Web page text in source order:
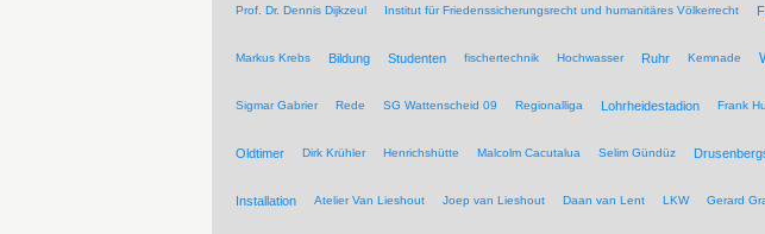
Prof. Dr. Dennis Dijkzeul Institut für Friedenssicherungsrecht und humanitäres Völkerrecht
Markus Krebs Bildung Studenten fischertechnik Hochwasser Ruhr Kemnade
Sigmar Gabrier Rede SG Wattenscheid 09 Regionalliga Lohrheidestadion Frank
Oldtimer Dirk Krühler Henrichshütte Malcolm Cacutalua Selim Gündüz
Installation Atelier Van Lieshout Joep van Lieshout Daan van Lent LKW Gerard